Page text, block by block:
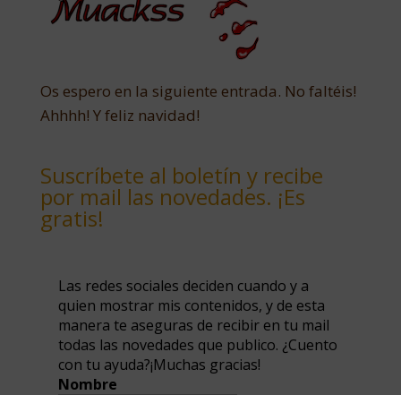
Os espero en la siguiente entrada. No faltéis!
Ahhhh! Y feliz navidad!
Suscríbete al boletín y recibe
por mail las novedades. ¡Es
gratis!
Las redes sociales deciden cuando y a
quien mostrar mis contenidos, y de esta
manera te aseguras de recibir en tu mail
todas las novedades que publico. ¿Cuento
con tu ayuda?¡Muchas gracias!
Nombre